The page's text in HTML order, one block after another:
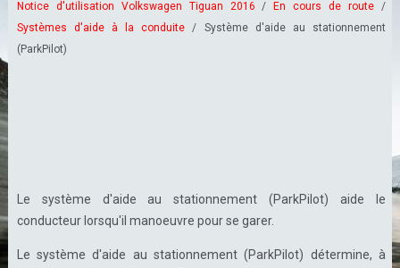
Notice d'utilisation Volkswagen Tiguan 2016 / En cours de route/
Systèmes d'aide à la conduite / Système d'aide au stationnement
(ParkPilot)
Le système d'aide au stationnement (ParkPilot) aide le
conducteur lorsqu'il manoeuvre pour se garer.
Le système d'aide au stationnement (ParkPilot) détermine, à